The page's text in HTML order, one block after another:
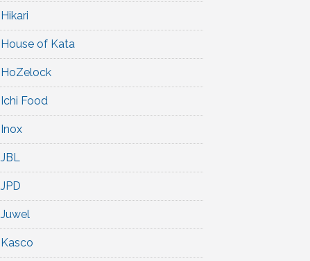
Hikari
House of Kata
HoZelock
Ichi Food
Inox
JBL
JPD
Juwel
Kasco